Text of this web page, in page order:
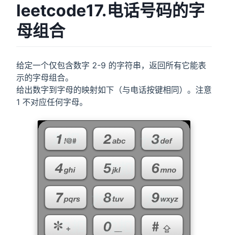
leetcode17.电话号码的字
母组合
给定一个仅包含数字 2-9 的字符串，返回所有它能表
示的字母组合。
给出数字到字母的映射如下（与电话按键相同）。注意
1 不对应任何字母。